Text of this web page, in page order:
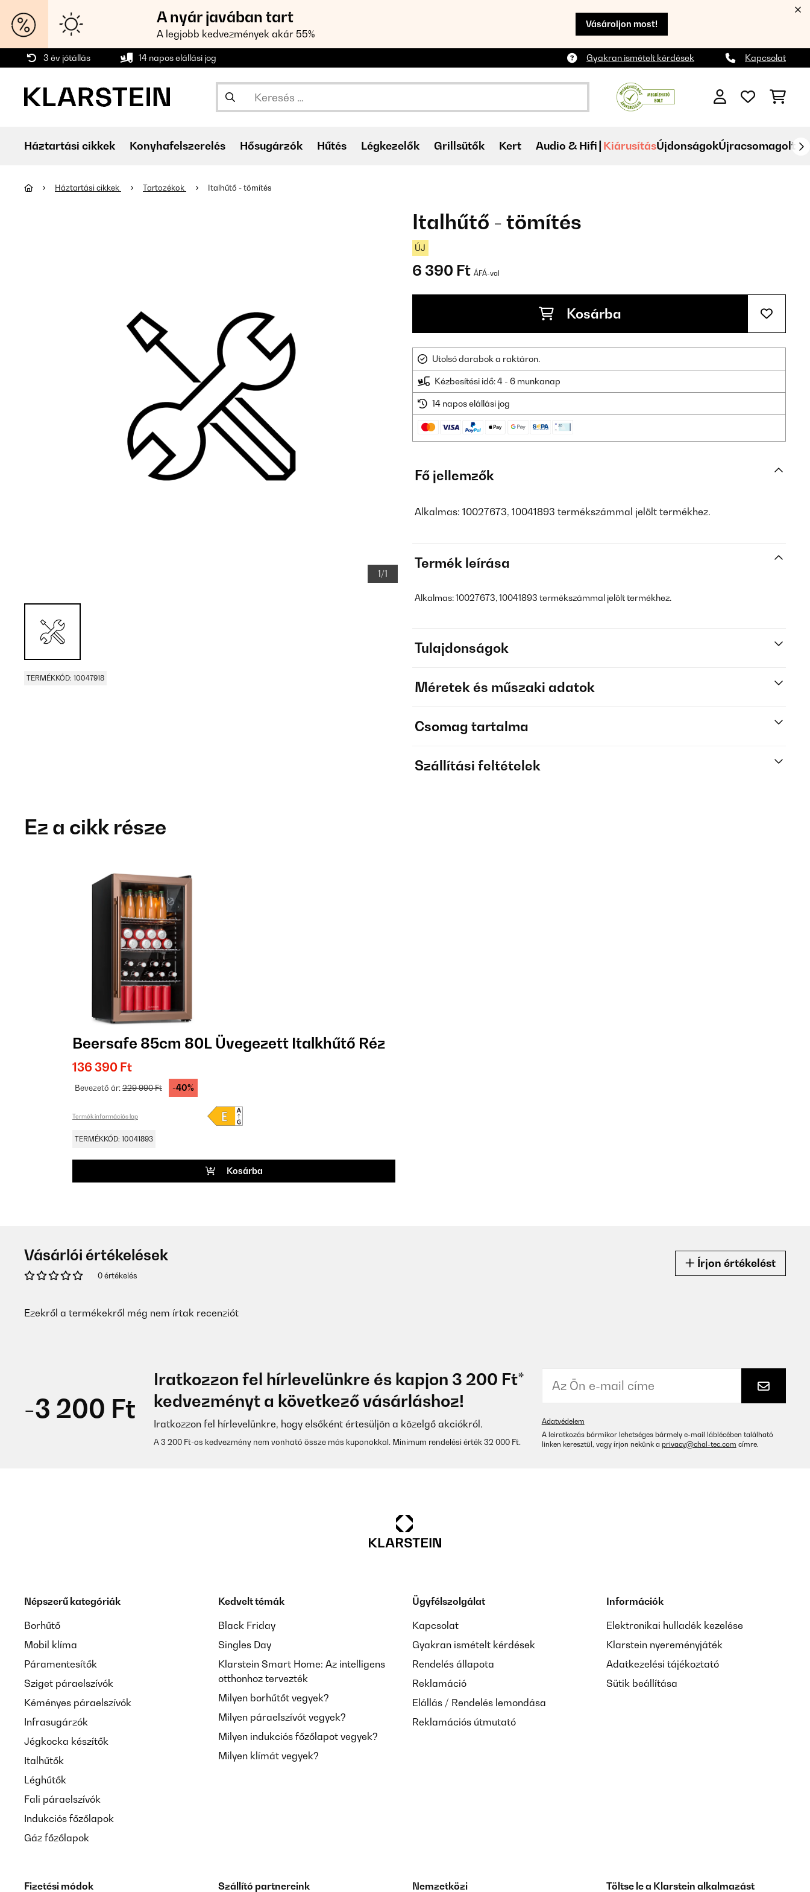
A nyár javában tart
A legjobb kedvezmények akár 55%
Vásároljon most!
3 év jótállás 14 napos elállási jog Gyakran ismételt kérdések Kapcsolat
Háztartási cikkek Konyhafelszerelés Hősugárzók Hűtés Légkezelők Grillsütők Kert Audio & Hifi KiárusításÚjdonságokÚjracsomagolt
Háztartási cikkek Tartozékok Italhűtő - tömítés
1/1
TERMÉKKÓD: 10047918
Italhűtő - tömítés
ÚJ
6 390 Ft ÁFÁ-val
Kosárba
Utolsó darabok a raktáron.
Kézbesítési idő: 4 - 6 munkanap
14 napos elállási jog
Fő jellemzők
Alkalmas: 10027673, 10041893 termékszámmal jelölt termékhez.
Termék leírása
Alkalmas: 10027673, 10041893 termékszámmal jelölt termékhez.
Tulajdonságok
Méretek és műszaki adatok
Csomag tartalma
Szállítási feltételek
Ez a cikk része
Beersafe 85cm 80L Üvegezett Italkhűtő Réz
136 390 Ft
Bevezető ár:229 990 Ft -40%
Termék információs lap
TERMÉKKÓD: 10041893
Kosárba
Vásárlói értékelések
0 értékelés
Írjon értékelést
Ezekről a termékekről még nem írtak recenziót
-3 200 Ft
Iratkozzon fel hírlevelünkre és kapjon 3 200 Ft*
kedvezményt a következő vásárláshoz!
Iratkozzon fel hírlevelünkre, hogy elsőként értesüljön a közelgő akciókról.
A 3 200 Ft-os kedvezmény nem vonható össze más kuponokkal. Minimum rendelési érték 32 000 Ft.
Adatvédelem
A leiratkozás bármikor lehetséges bármely e-mail láblécében található
linken keresztül, vagy írjon nekünk a privacy@chal-tec.com címre.
Népszerű kategóriák
Borhűtő
Mobil klíma
Páramentesítők
Sziget páraelszívók
Kéményes páraelszívók
Infrasugárzók
Jégkocka készítők
Italhűtők
Léghűtők
Fali páraelszívók
Indukciós főzőlapok
Gáz főzőlapok
Kedvelt témák
Black Friday
Singles Day
Klarstein Smart Home: Az intelligens
otthonhoz tervezték
Milyen borhűtőt vegyek?
Milyen páraelszívót vegyek?
Milyen indukciós főzőlapot vegyek?
Milyen klímát vegyek?
Ügyfélszolgálat
Kapcsolat
Gyakran ismételt kérdések
Rendelés állapota
Reklamáció
Elállás / Rendelés lemondása
Reklamációs útmutató
Információk
Elektronikai hulladék kezelése
Klarstein nyereményjáték
Adatkezelési tájékoztató
Sütik beállítása
Fizetési módok Szállító partnereink Nemzetközi Töltse le a Klarstein alkalmazást